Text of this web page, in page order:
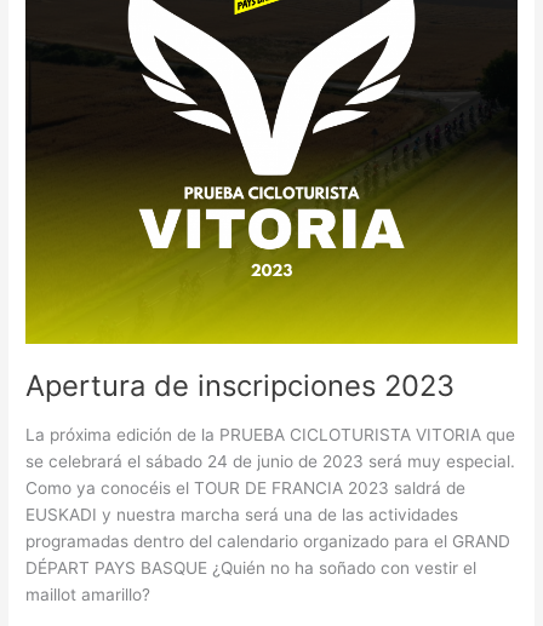
Apertura de inscripciones 2023
La próxima edición de la PRUEBA CICLOTURISTA VITORIA que
se celebrará el sábado 24 de junio de 2023 será muy especial.
Como ya conocéis el TOUR DE FRANCIA 2023 saldrá de
EUSKADI y nuestra marcha será una de las actividades
programadas dentro del calendario organizado para el GRAND
DÉPART PAYS BASQUE ¿Quién no ha soñado con vestir el
maillot amarillo?